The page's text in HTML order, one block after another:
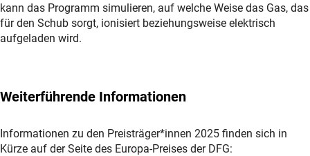
kann das Programm simulieren, auf welche Weise das Gas, das
für den Schub sorgt, ionisiert beziehungsweise elektrisch
aufgeladen wird.
Weiterführende Informationen
Informationen zu den Preisträger*innen 2025 finden sich in
Kürze auf der Seite des Europa-Preises der DFG: